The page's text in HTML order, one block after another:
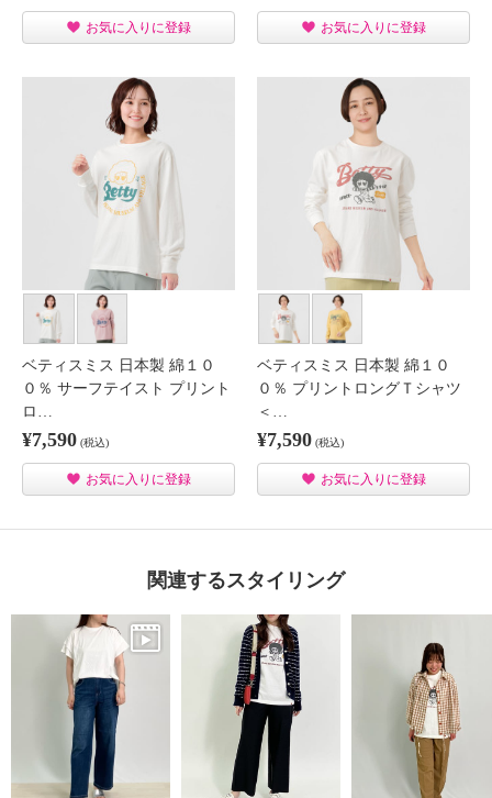
お気に入りに登録 お気に入りに登録
ベティスミス 日本製 綿１０
０％ サーフテイスト プリント
ロ…
¥7,590 (税込)
お気に入りに登録
ベティスミス 日本製 綿１０
０％ プリントロングＴシャツ
＜…
¥7,590 (税込)
お気に入りに登録
関連するスタイリング